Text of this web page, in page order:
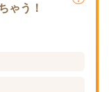
ゃう！